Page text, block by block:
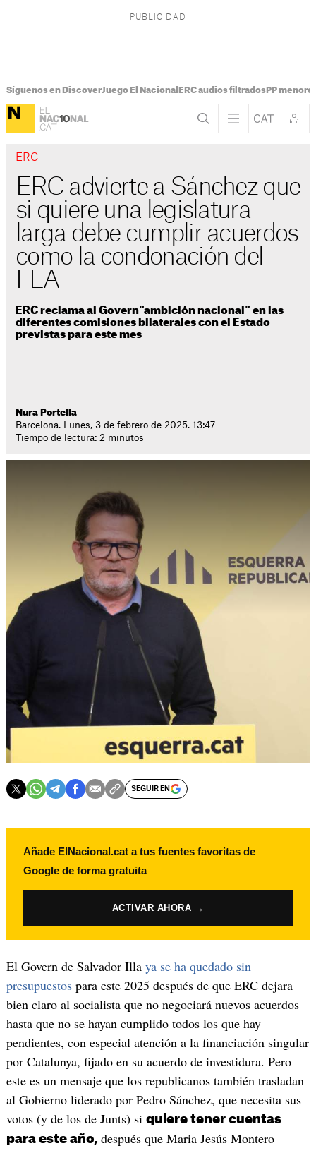
Síguenos en DiscoverJuego El Nacional ERC audios filtradosPP
ERC
ERC advierte a Sánchez que
si quiere una legislatura
larga debe cumplir acuerdos
como la condonación del
FLA
ERC reclama al Govern"ambición nacional" en las
diferentes comisiones bilaterales con el Estado
previstas para este mes
Nura Portella
Barcelona. Lunes, 3 de febrero de 2025. 13:47
Tiempo de lectura: 2 minutos
SEGUIR EN
Añade ElNacional.cat a tus fuentes favoritas de
Google de forma gratuita
ACTIVAR AHORA →
El Govern de Salvador Illa ya se ha quedado sin
presupuestospara este 2025 después de que ERC dejara
bien claro al socialista que no negociará nuevos acuerdos
hasta que no se hayan cumplido todos los que hay
pendientes, con especial atención a la financiación singular
por Catalunya, fijado en su acuerdo de investidura. Pero
este es un mensaje que los republicanos también trasladan
al Gobierno liderado por Pedro Sánchez, que necesita sus
votos (y de los de Junts) si quiere tener cuentas
para este año, después que Maria Jesús Montero